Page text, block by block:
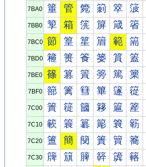
7BA0 箠 管 箢 箣 箤 箥
7BB0 箰 箱 箲 箳 箴 箵
7BC0 節 篁 篂 篃 範 篅
7BD0 篐 篑 篒 篓 篔 篕
7BE0 篠 篡 篢 篣 篤 篥
7BF0 篰 篱 篲 篳 篴 篵
7C00 簀 簁 簂 簃 簄 簅
7C10 簐 簑 簒 簓 簔 簕
7C20 簠 簡 簢 簣 簤 簥
7C30 簰 簱 簲 簳 簴 簵